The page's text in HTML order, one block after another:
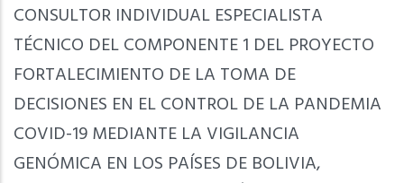
CONSULTOR INDIVIDUAL ESPECIALISTA
TÉCNICO DEL COMPONENTE 1 DEL PROYECTO
FORTALECIMIENTO DE LA TOMA DE
DECISIONES EN EL CONTROL DE LA PANDEMIA
COVID-19 MEDIANTE LA VIGILANCIA
GENÓMICA EN LOS PAÍSES DE BOLIVIA,